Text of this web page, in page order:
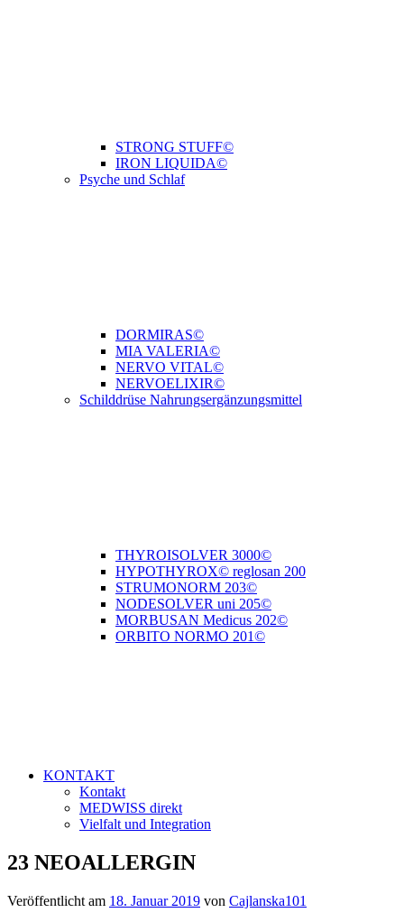
STRONG STUFF©
IRON LIQUIDA©
Psyche und Schlaf
DORMIRAS©
MIA VALERIA©
NERVO VITAL©
NERVOELIXIR©
Schilddrüse Nahrungsergänzungsmittel
THYROISOLVER 3000©
HYPOTHYROX© reglosan 200
STRUMONORM 203©
NODESOLVER uni 205©
MORBUSAN Medicus 202©
ORBITO NORMO 201©
KONTAKT
Kontakt
MEDWISS direkt
Vielfalt und Integration
23 NEOALLERGIN
Veröffentlicht am 18. Januar 2019 von Cajlanska101